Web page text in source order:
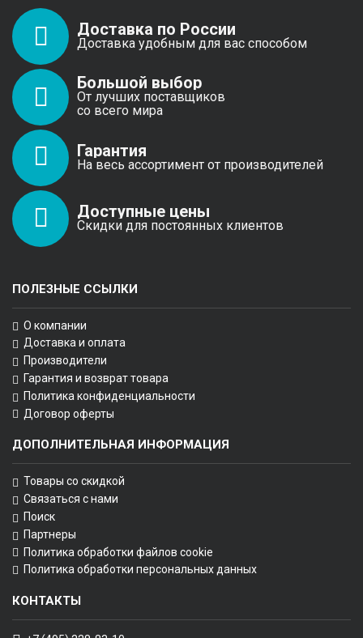
Доставка по России
Доставка удобным для вас способом
Большой выбор
От лучших поставщиков
со всего мира
Гарантия
На весь ассортимент от производителей
Доступные цены
Скидки для постоянных клиентов
ПОЛЕЗНЫЕ ССЫЛКИ
О компании
Доставка и оплата
Производители
Гарантия и возврат товара
Политика конфиденциальности
Договор оферты
ДОПОЛНИТЕЛЬНАЯ ИНФОРМАЦИЯ
Товары со скидкой
Связаться с нами
Поиск
Партнеры
Политика обработки файлов cookie
Политика обработки персональных данных
КОНТАКТЫ